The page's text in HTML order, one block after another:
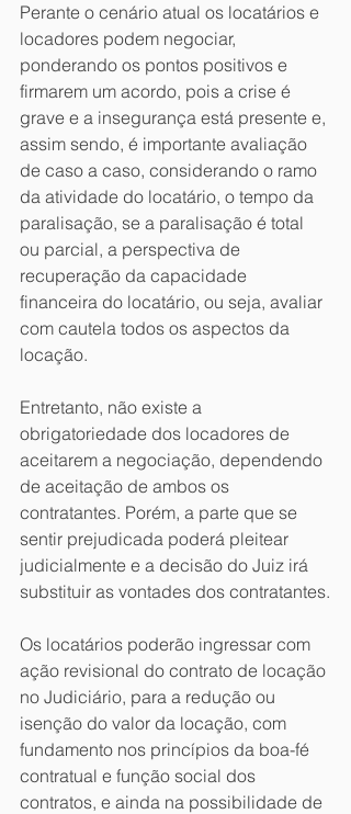
Perante o cenário atual os locatários e
locadores podem negociar,
ponderando os pontos positivos e
firmarem um acordo, pois a crise é
grave e a insegurança está presente e,
assim sendo, é importante avaliação
de caso a caso, considerando o ramo
da atividade do locatário, o tempo da
paralisação, se a paralisação é total
ou parcial, a perspectiva de
recuperação da capacidade
financeira do locatário, ou seja, avaliar
com cautela todos os aspectos da
locação.
Entretanto, não existe a
obrigatoriedade dos locadores de
aceitarem a negociação, dependendo
de aceitação de ambos os
contratantes. Porém, a parte que se
sentir prejudicada poderá pleitear
judicialmente e a decisão do Juiz irá
substituir as vontades dos contratantes.
Os locatários poderão ingressar com
ação revisional do contrato de locação
no Judiciário, para a redução ou
isenção do valor da locação, com
fundamento nos princípios da boa-fé
contratual e função social dos
contratos, e ainda na possibilidade de